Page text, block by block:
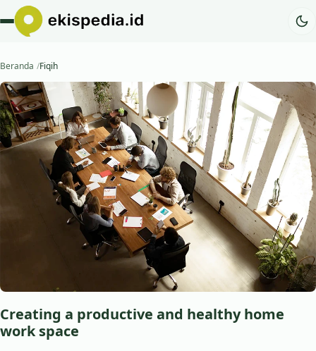
Beranda Fiqih
Creating a productive and healthy home
work space